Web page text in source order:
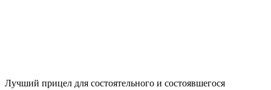
Лучший прицел для состоятельного и состоявшегося